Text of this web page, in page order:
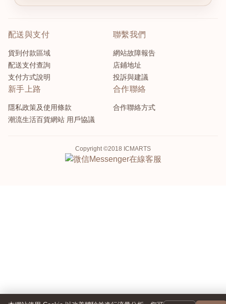
配送與支付
貨到付款區域
配送支付查詢
支付方式說明
聯繫我們
網站故障報告
店鋪地址
投訴與建議
新手上路
隱私政策及使用條款
潮流生活百貨網站 用戶協議
合作聯絡
合作聯絡方式
Copyright ©2018 ICMARTS
Messenger在線客服